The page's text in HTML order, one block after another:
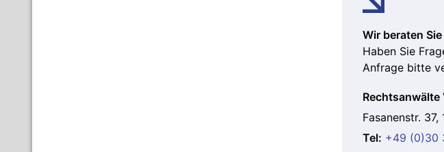
Wir beraten
Haben Sie
Anfrage bitte
Rechtsanwälte
Fasanenstr. 37,
Tel: +49 (0)30